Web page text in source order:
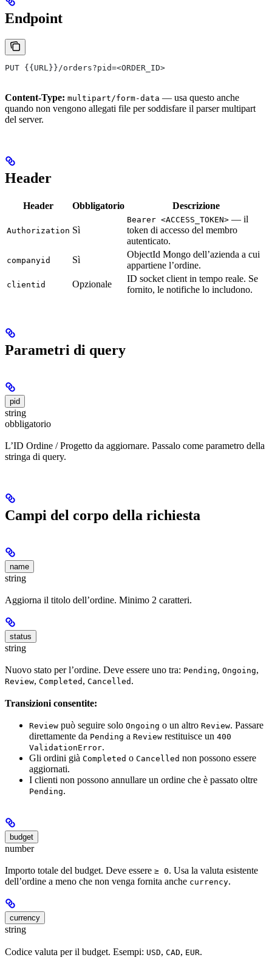
Endpoint
PUT {{URL}}/orders?pid=<ORDER_ID>
Content-Type: multipart/form-data — usa questo anche
quando non vengono allegati file per soddisfare il parser multipart
del server.
Header
Header Obbligatorio Descrizione
Authorization Sì
Bearer <ACCESS_TOKEN> — il
token di accesso del membro
autenticato.
companyid Sì
ObjectId Mongo dell’azienda a cui
appartiene l’ordine.
clientid Opzionale
ID socket client in tempo reale. Se
fornito, le notifiche lo includono.
Parametri di query
pid
string
obbligatorio
L’ID Ordine / Progetto da aggiornare. Passalo come parametro della
stringa di query.
Campi del corpo della richiesta
name
string
Aggiorna il titolo dell’ordine. Minimo 2 caratteri.
status
string
Nuovo stato per l’ordine. Deve essere uno tra: Pending, Ongoing,
Review, Completed , Cancelled .
Transizioni consentite:
Review può seguire solo Ongoing o un altro Review. Passare
direttamente da Pending a Review restituisce un 400
ValidationError.
Gli ordini già Completed o Cancelled non possono essere
aggiornati.
I clienti non possono annullare un ordine che è passato oltre
Pending.
budget
number
Importo totale del budget. Deve essere ≥ 0. Usa la valuta esistente
dell’ordine a meno che non venga fornita anche currency.
currency
string
Codice valuta per il budget. Esempi: USD, CAD, EUR.